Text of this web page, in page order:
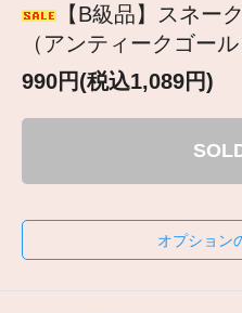
【B級品】スネー
（アンティークゴール
990円(税込1,089円)
オプション